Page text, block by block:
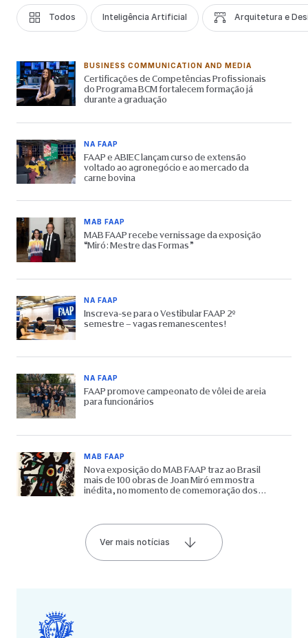
Todos Inteligência Artificial Arquitetura e
BUSINESS COMMUNICATION AND MEDIA
Certificações de Competências Profissionais
do Programa BCM fortalecem formação já
durante a graduação
NA FAAP
FAAP e ABIEC lançam curso de extensão
voltado ao agronegócio e ao mercado da
carne bovina
MAB FAAP
MAB FAAP recebe vernissage da exposição
“Miró: Mestre das Formas”
NA FAAP
Inscreva-se para o Vestibular FAAP 2º
semestre – vagas remanescentes!
NA FAAP
FAAP promove campeonato de vôlei de areia
para funcionários
MAB FAAP
Nova exposição do MAB FAAP traz ao Brasil
mais de 100 obras de Joan Miró em mostra
inédita, no momento de comemoração dos
Ver mais notícias